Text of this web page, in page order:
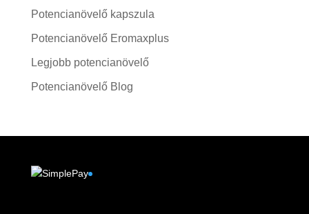
Potencianövelő kapszula
Potencianövelő Eromaxplus
Legjobb potencianövelő
Potencianövelő Blog